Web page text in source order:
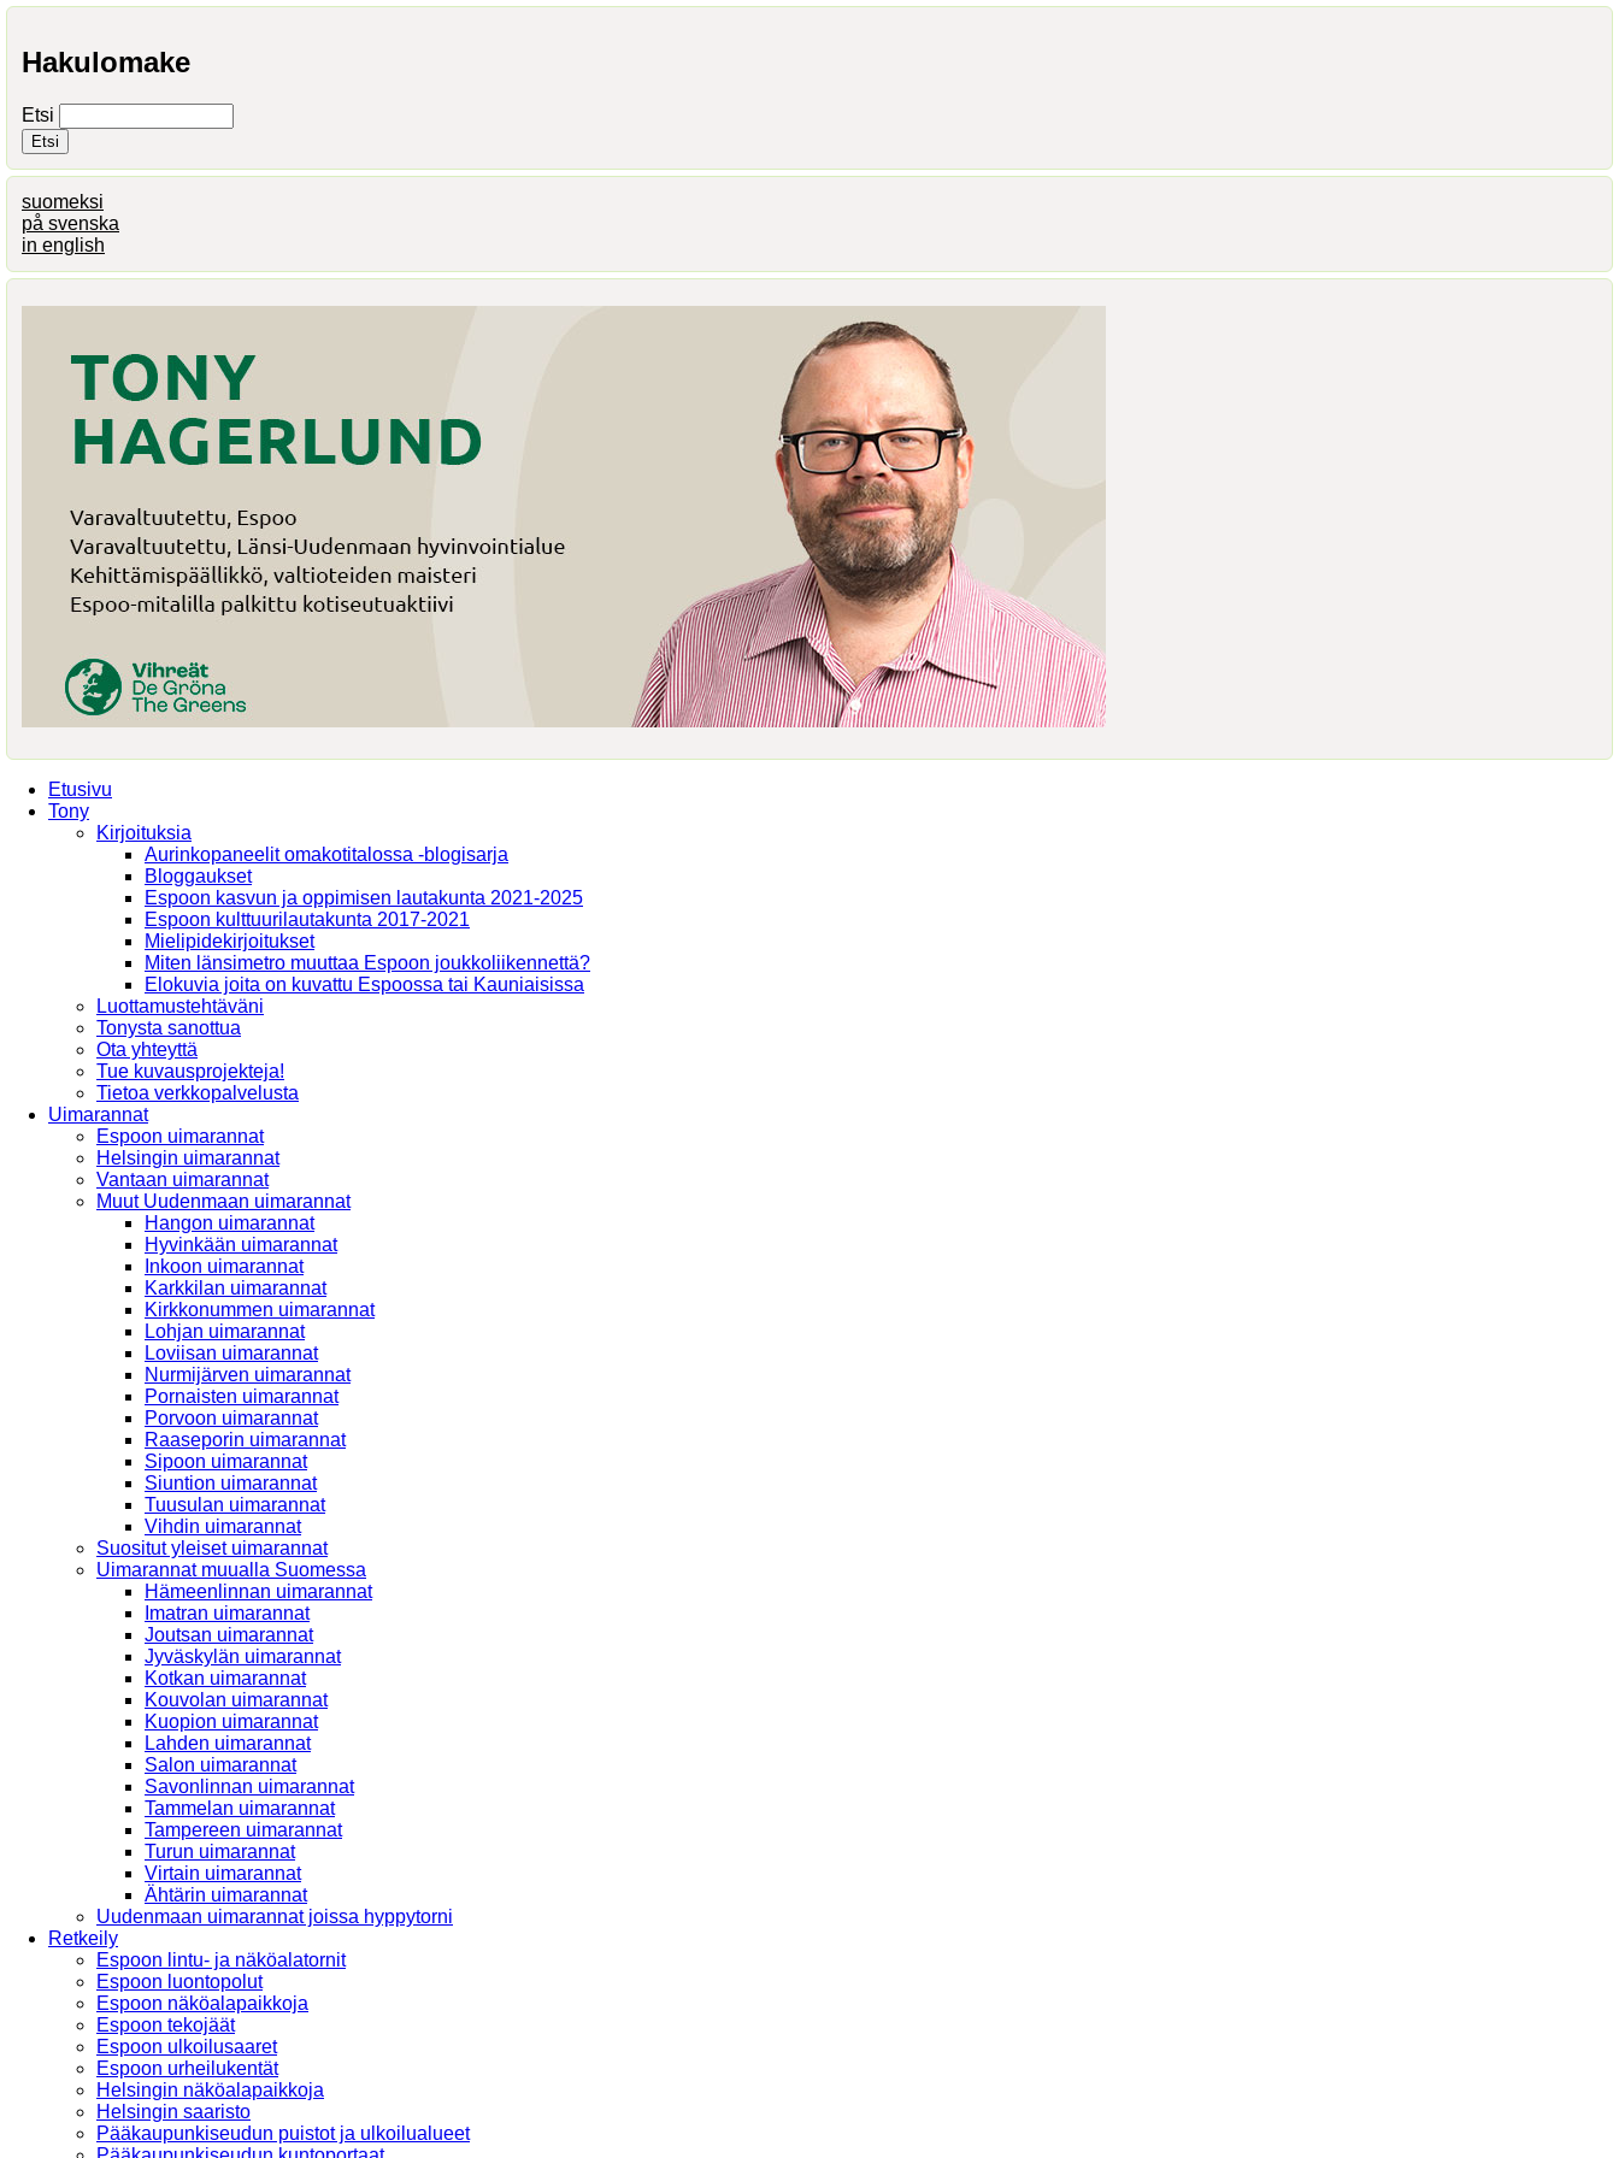
Hakulomake
Etsi
suomeksi
på svenska
in english
Etusivu
Tony
Kirjoituksia
Aurinkopaneelit omakotitalossa -blogisarja
Bloggaukset
Espoon kasvun ja oppimisen lautakunta 2021-2025
Espoon kulttuurilautakunta 2017-2021
Mielipidekirjoitukset
Miten länsimetro muuttaa Espoon joukkoliikennettä?
Elokuvia joita on kuvattu Espoossa tai Kauniaisissa
Luottamustehtäväni
Tonysta sanottua
Ota yhteyttä
Tue kuvausprojekteja!
Tietoa verkkopalvelusta
Uimarannat
Espoon uimarannat
Helsingin uimarannat
Vantaan uimarannat
Muut Uudenmaan uimarannat
Hangon uimarannat
Hyvinkään uimarannat
Inkoon uimarannat
Karkkilan uimarannat
Kirkkonummen uimarannat
Lohjan uimarannat
Loviisan uimarannat
Nurmijärven uimarannat
Pornaisten uimarannat
Porvoon uimarannat
Raaseporin uimarannat
Sipoon uimarannat
Siuntion uimarannat
Tuusulan uimarannat
Vihdin uimarannat
Suositut yleiset uimarannat
Uimarannat muualla Suomessa
Hämeenlinnan uimarannat
Imatran uimarannat
Joutsan uimarannat
Jyväskylän uimarannat
Kotkan uimarannat
Kouvolan uimarannat
Kuopion uimarannat
Lahden uimarannat
Salon uimarannat
Savonlinnan uimarannat
Tammelan uimarannat
Tampereen uimarannat
Turun uimarannat
Virtain uimarannat
Ähtärin uimarannat
Uudenmaan uimarannat joissa hyppytorni
Retkeily
Espoon lintu- ja näköalatornit
Espoon luontopolut
Espoon näköalapaikkoja
Espoon tekojäät
Espoon ulkoilusaaret
Espoon urheilukentät
Helsingin näköalapaikkoja
Helsingin saaristo
Pääkaupunkiseudun puistot ja ulkoilualueet